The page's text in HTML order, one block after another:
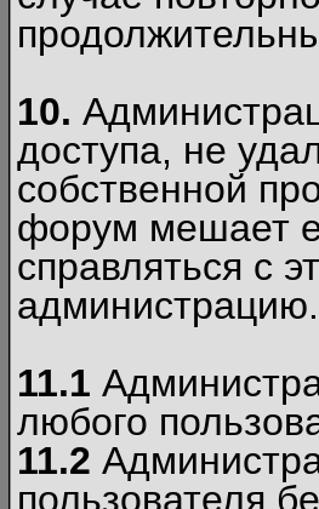
10.
доступа, не
собственной
форум мешает
справляться с
администрацию.
11.1
любого
11.2
пользователя